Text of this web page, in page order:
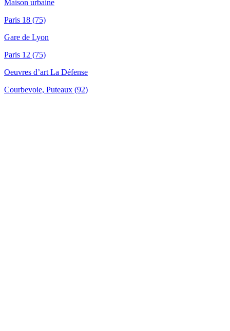
Maison urbaine
Paris 18 (75)
Gare de Lyon
Paris 12 (75)
Oeuvres d’art La Défense
Courbevoie, Puteaux (92)